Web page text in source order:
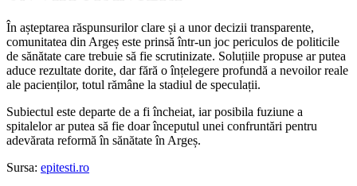
În așteptarea răspunsurilor clare și a unor decizii transparente,
comunitatea din Argeș este prinsă într-un joc periculos de politicile
de sănătate care trebuie să fie scrutinizate. Soluțiile propuse ar putea
aduce rezultate dorite, dar fără o înțelegere profundă a nevoilor reale
ale pacienților, totul rămâne la stadiul de speculații.
Subiectul este departe de a fi încheiat, iar posibila fuziune a
spitalelor ar putea să fie doar începutul unei confruntări pentru
adevărata reformă în sănătate în Argeș.
Sursa: epitesti.ro